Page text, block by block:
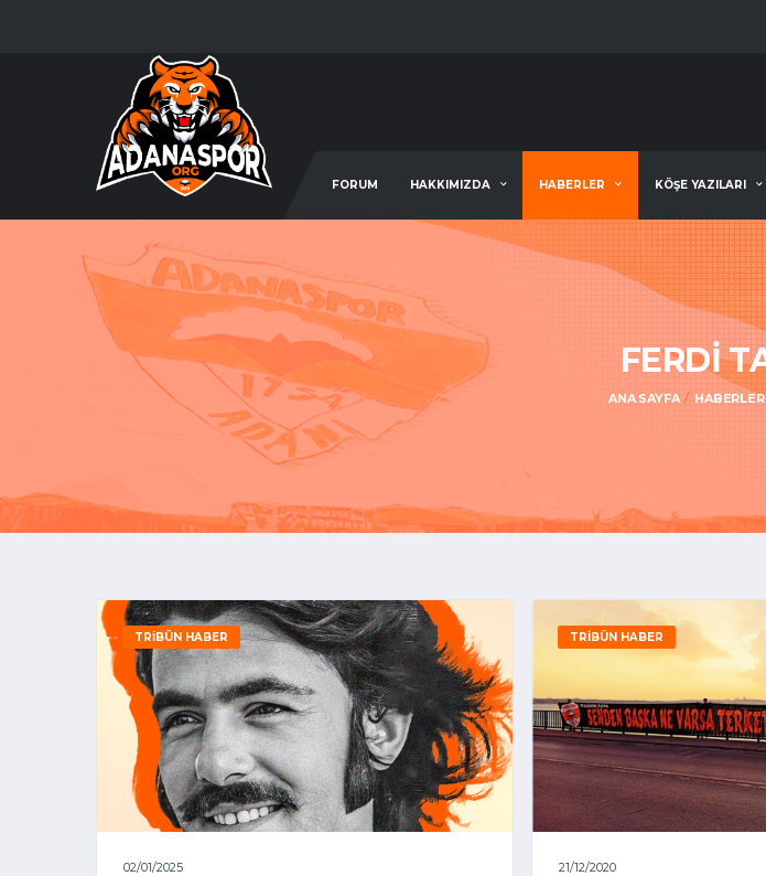
FORUM HAKKIMIZDA HABERLER KÖŞE YAZILARI
FERDI
ANA SAYFA HABERLER
TRIBÜN HABER
02/01/2025
TRIBÜN HABER
21/12/2020